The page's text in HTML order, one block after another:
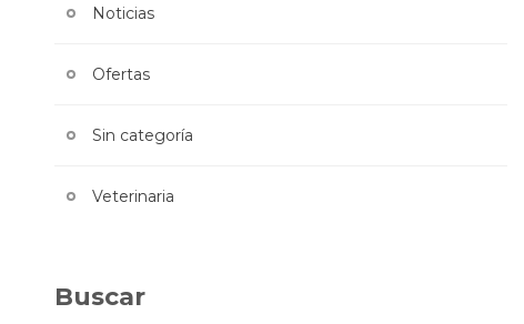
Noticias
Ofertas
Sin categoría
Veterinaria
Buscar